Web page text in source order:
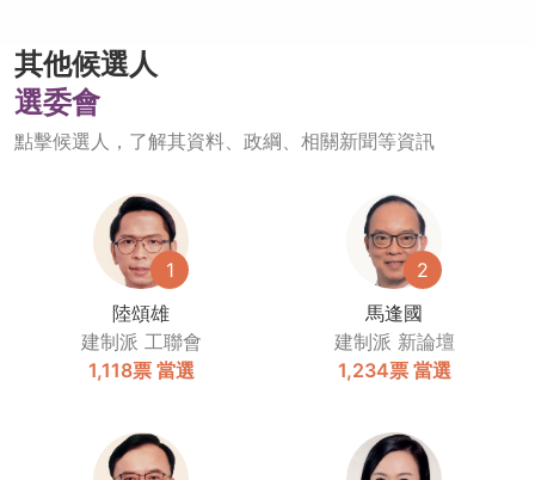
其他候選人
選委會
點擊候選人，了解其資料、政綱、相關新聞等資訊
1
陸頌雄
建制派 工聯會
1,118票 當選
2
馬逢國
建制派 新論壇
1,234票 當選